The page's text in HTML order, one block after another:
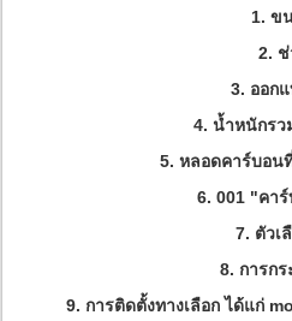
1. ข
2. ช่
3. ออก
4. น้ำหนักรว
5. หลอดคาร์บอน
6. 001 "คา
7. ตัวเ
8. การก
9. การติดตั้งทางเลือก ได้แก่